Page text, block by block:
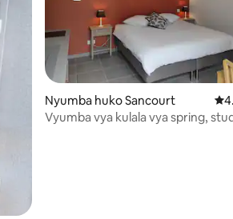
Nyumba huko Sancourt
Vyumba vya kulala vya spring,